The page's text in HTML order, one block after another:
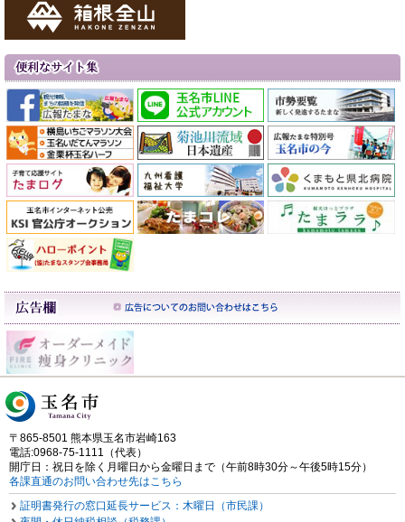
〒865-8501 熊本県玉名市岩崎163
電話:0968-75-1111（代表）
開庁日：祝日を除く月曜日から金曜日まで（午前8時30分～午後5時15分）
各課直通のお問い合わせ先はこちら
証明書発行の窓口延長サービス：木曜日（市民課）